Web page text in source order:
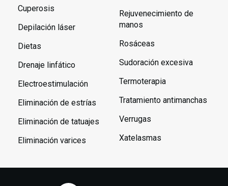
Cuperosis
Depilación láser
Dietas
Drenaje linfático
Electroestimulación
Eliminación de estrías
Eliminación de tatuajes
Eliminación varices
Rejuvenecimiento de
manos
Rosáceas
Sudoración excesiva
Termoterapia
Tratamiento antimanchas
Verrugas
Xatelasmas